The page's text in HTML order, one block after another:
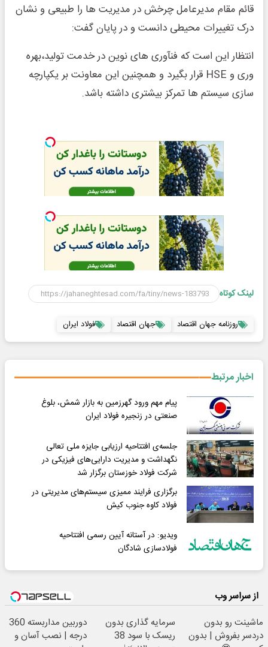
قائم مقام مدیرعامل چرخش در مدیریت ها را طبیعی و نشان
درک تغییرات محیطی دانست و در پایان گفت:
انتظار این است که فنآوری های نوین در خدمت تولید،بهره
وری و HSE قرار بگیرد و همچنین این معاونت بر یکپارچه
سازی سیستم ها تمرکز بیشتری داشته باشد.
لینک کوتاه
روزنامه جهان اقتصاد جهان اقتصاد فولاد ایران
اخبار مرتبط
پیام مهم ورود گهرزمین به بازار شمش، بلوغ
صنعتی در زنجیره فولاد ایران
جلسه‌ی افتتاحیه‌ ارزیابی جایزه ملی تعالی
نگهداشت و مدیریت دارایی‌های فیزیکی در
شرکت فولاد خوزستان برگزار شد
برگزاری فرایند ممیزی سیستم‌های مدیریتی در
فولاد کاوه جنوب کیش
ویدیو: در آستانه آیین رسمی افتتاحیه
فولادسازی شادگان
از سراسر وب
ماشینت رو بدون
دردسر بفروش | بدون
سرمایه گذاری بدون
ریسک با سود 38
دوربین مداربسته 360
درجه | نصب آسان و